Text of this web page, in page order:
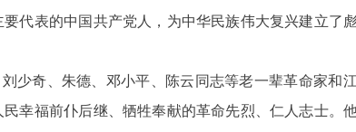
代表的中国共产党人，为中华民族伟大复兴建立了
少奇、朱德、邓小平、陈云同志等老一辈革命家和江
幸福前仆后继、牺牲奉献的革命先烈、仁人志士。